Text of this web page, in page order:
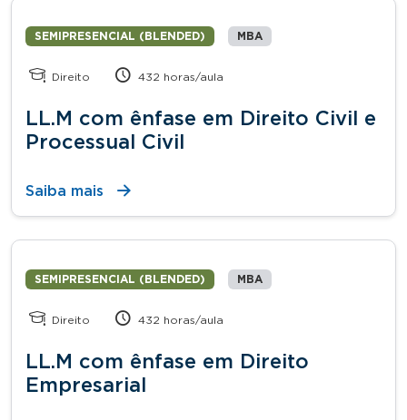
SEMIPRESENCIAL (BLENDED) MBA
Direito 432 horas/aula
LL.M com ênfase em Direito Civil e
Processual Civil
Saiba mais
SEMIPRESENCIAL (BLENDED) MBA
Direito 432 horas/aula
LL.M com ênfase em Direito
Empresarial